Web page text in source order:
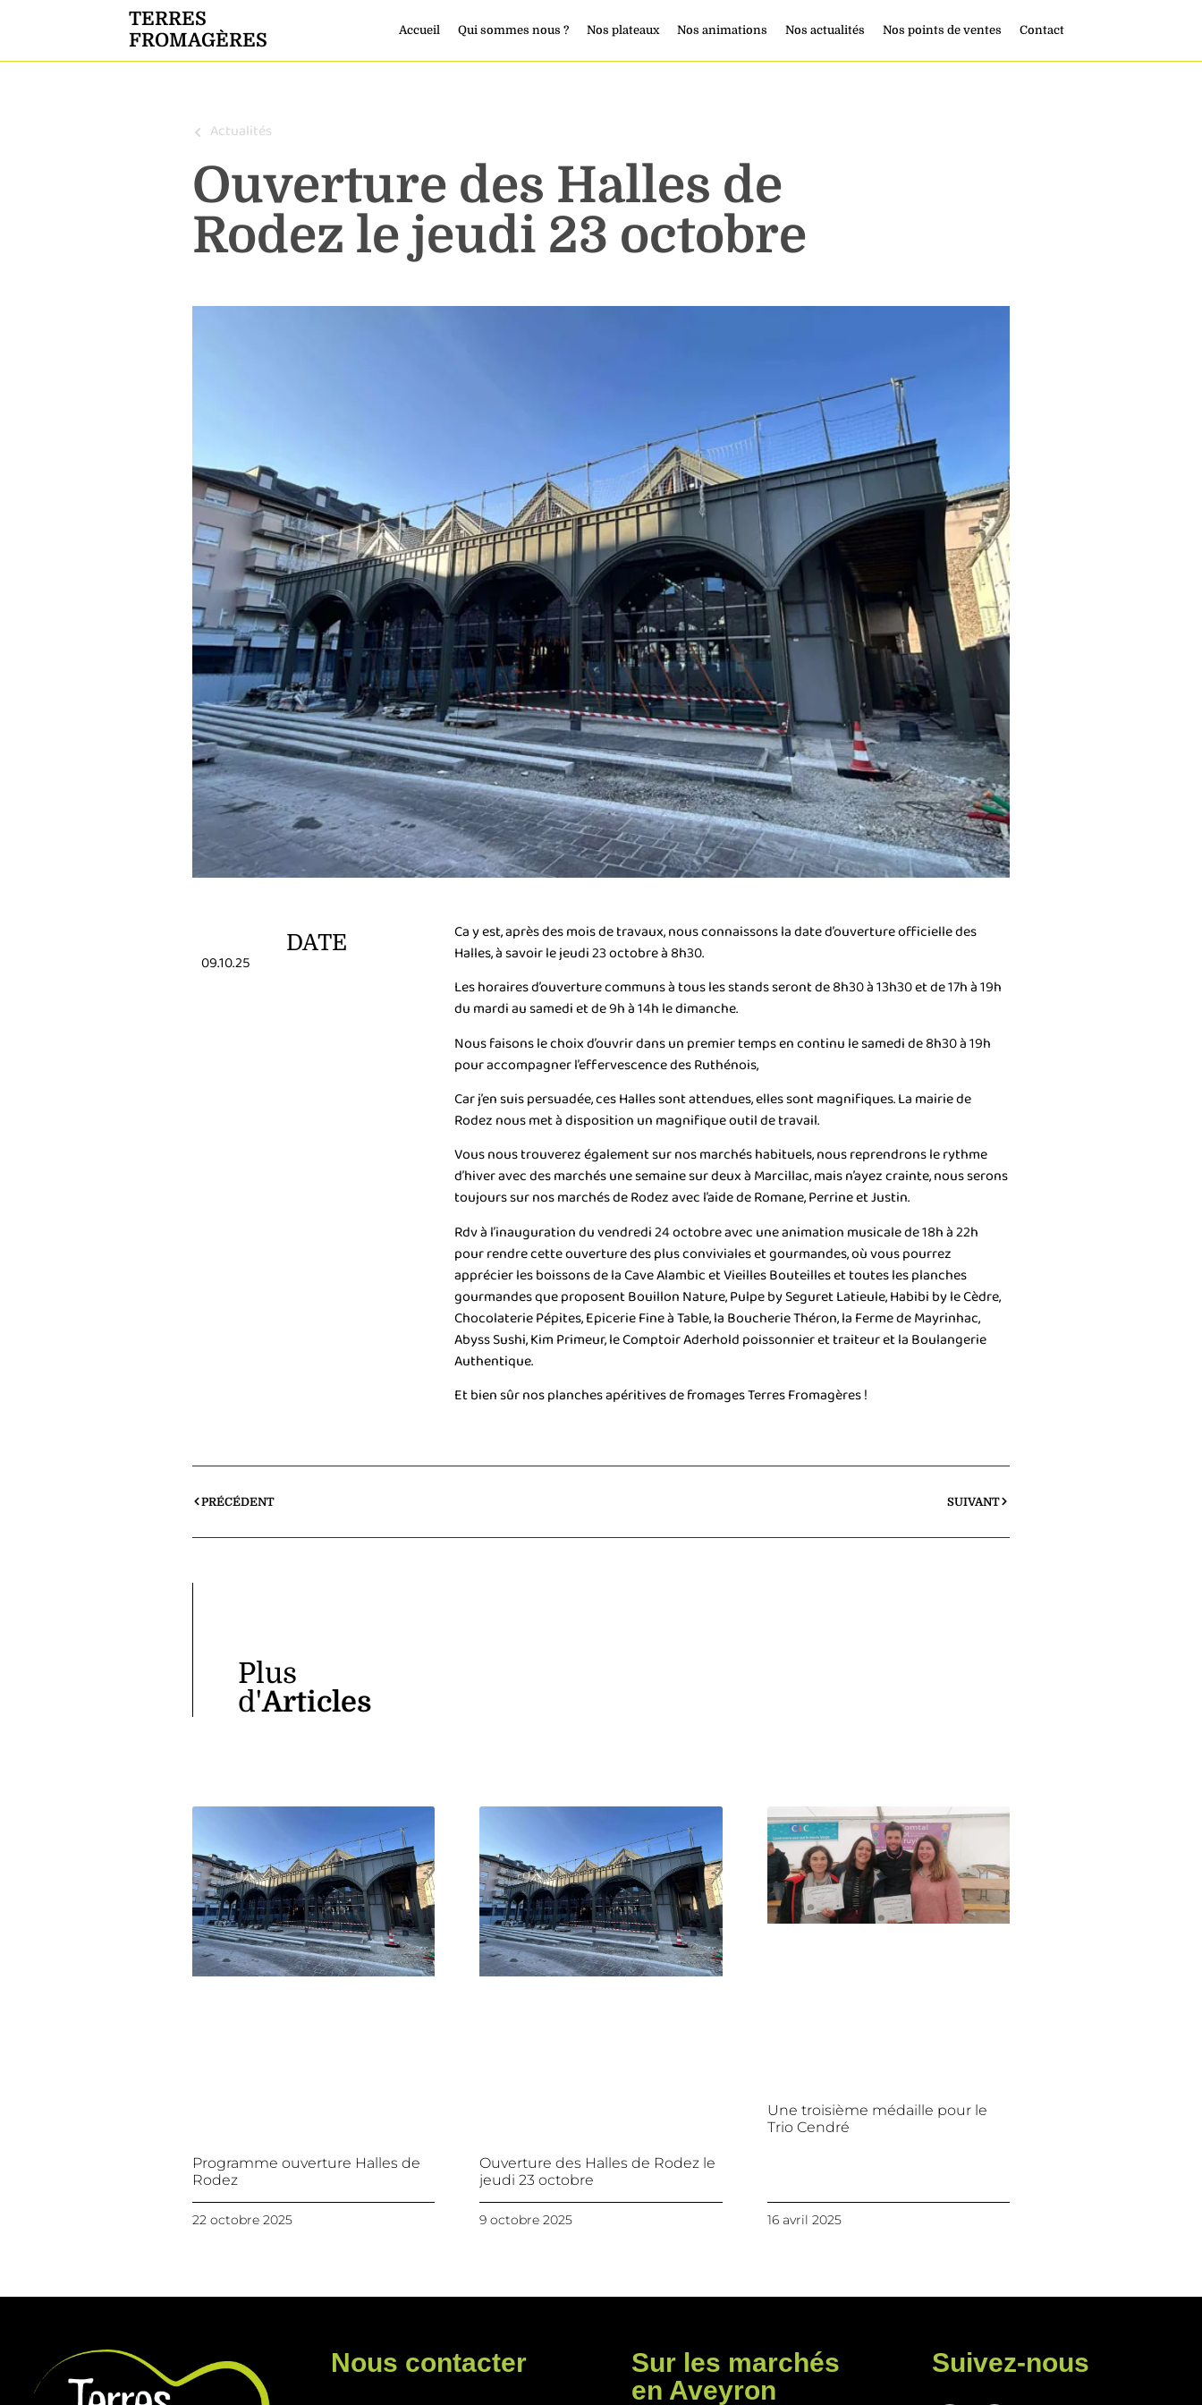
TERRES
FROMAGÈRES
Accueil Qui sommes nous ? Nos plateaux Nos animations Nos actualités Nos points de ventes Contact
Actualités
Ouverture des Halles de
Rodez le jeudi 23 octobre
DATE
09.10.25
Ca y est, après des mois de travaux, nous connaissons la date d’ouverture officielle des
Halles, à savoir le jeudi 23 octobre à 8h30.
Les horaires d’ouverture communs à tous les stands seront de 8h30 à 13h30 et de 17h à 19h
du mardi au samedi et de 9h à 14h le dimanche.
Nous faisons le choix d’ouvrir dans un premier temps en continu le samedi de 8h30 à 19h
pour accompagner l’effervescence des Ruthénois,
Car j’en suis persuadée, ces Halles sont attendues, elles sont magnifiques. La mairie de
Rodez nous met à disposition un magnifique outil de travail.
Vous nous trouverez également sur nos marchés habituels, nous reprendrons le rythme
d’hiver avec des marchés une semaine sur deux à Marcillac, mais n’ayez crainte, nous serons
toujours sur nos marchés de Rodez avec l’aide de Romane, Perrine et Justin.
Rdv à l’inauguration du vendredi 24 octobre avec une animation musicale de 18h à 22h
pour rendre cette ouverture des plus conviviales et gourmandes, où vous pourrez
apprécier les boissons de la Cave Alambic et Vieilles Bouteilles et toutes les planches
gourmandes que proposent Bouillon Nature, Pulpe by Seguret Latieule, Habibi by le Cèdre,
Chocolaterie Pépites, Epicerie Fine à Table, la Boucherie Théron, la Ferme de Mayrinhac,
Abyss Sushi, Kim Primeur, le Comptoir Aderhold poissonnier et traiteur et la Boulangerie
Authentique.
Et bien sûr nos planches apéritives de fromages Terres Fromagères !
PRÉCÉDENT SUIVANT
Plus
d'Articles
Programme ouverture Halles de
Rodez
22 octobre 2025
Ouverture des Halles de Rodez le
jeudi 23 octobre
9 octobre 2025
Une troisième médaille pour le
Trio Cendré
16 avril 2025
Nous contacter
Sur les marchés
en Aveyron
Suivez-nous